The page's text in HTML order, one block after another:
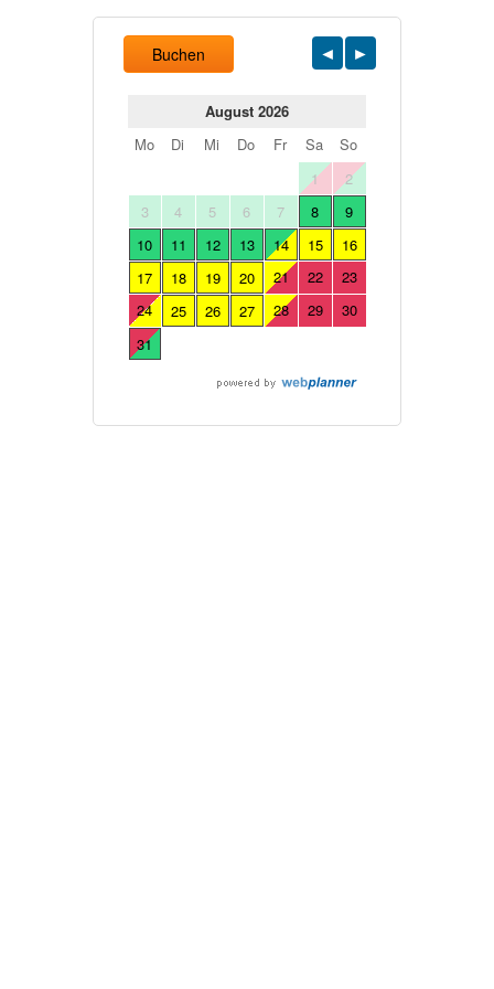
Buchen
August 2026
Mo
Di Mi Do Fr Sa
So
1
2
3
4 5 6 7 8
9
10
11 12 13 14 15
16
17
18 19 20 21 22
23
24
25 26 27 28 29
30
31